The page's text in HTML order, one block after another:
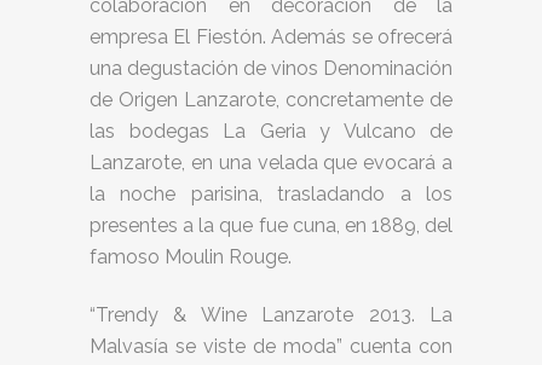
colaboración en decoración de la
empresa El Fiestón. Además se ofrecerá
una degustación de vinos Denominación
de Origen Lanzarote, concretamente de
las bodegas La Geria y Vulcano de
Lanzarote, en una velada que evocará a
la noche parisina, trasladando a los
presentes a la que fue cuna, en 1889, del
famoso Moulin Rouge.
“Trendy & Wine Lanzarote 2013. La
Malvasía se viste de moda” cuenta con